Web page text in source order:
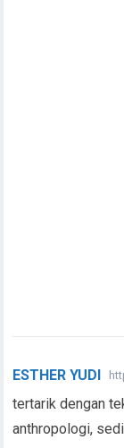
ESTHER YUDI
tertarik dengan
anthropologi,